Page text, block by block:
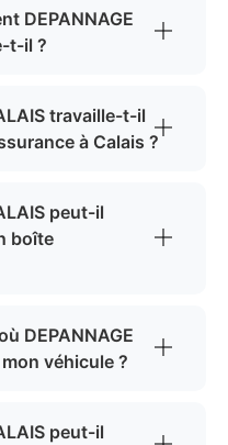
DEPANNAGE
t-il ?
travaille-t-il
à Calais ?
peut-il
boîte
DEPANNAGE
véhicule ?
peut-il